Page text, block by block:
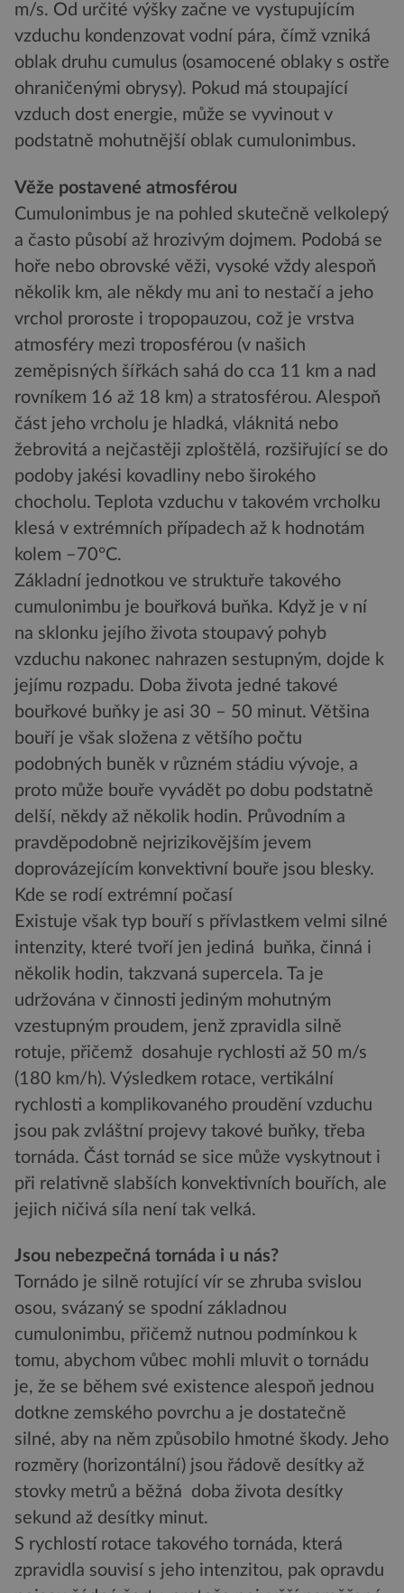
m/s. Od určité výšky začne ve vystupujícím
vzduchu kondenzovat vodní pára, čímž vzniká
oblak druhu cumulus (osamocené oblaky s ostře
ohraničenými obrysy). Pokud má stoupající
vzduch dost energie, může se vyvinout v
podstatně mohutnější oblak cumulonimbus.
Věže postavené atmosférou
Cumulonimbus je na pohled skutečně velkolepý
a často působí až hrozivým dojmem. Podobá se
hoře nebo obrovské věži, vysoké vždy alespoň
několik km, ale někdy mu ani to nestačí a jeho
vrchol proroste i tropopauzou, což je vrstva
atmosféry mezi troposférou (v našich
zeměpisných šířkách sahá do cca 11 km a nad
rovníkem 16 až 18 km) a stratosférou. Alespoň
část jeho vrcholu je hladká, vláknitá nebo
žebrovitá a nejčastěji zploštělá, rozšiřující se do
podoby jakési kovadliny nebo širokého
chocholu. Teplota vzduchu v takovém vrcholku
klesá v extrémních případech až k hodnotám
kolem –70°C.
Základní jednotkou ve struktuře takového
cumulonimbu je bouřková buňka. Když je v ní
na sklonku jejího života stoupavý pohyb
vzduchu nakonec nahrazen sestupným, dojde k
jejímu rozpadu. Doba života jedné takové
bouřkové buňky je asi 30 – 50 minut. Většina
bouří je však složena z většího počtu
podobných buněk v různém stádiu vývoje, a
proto může bouře vyvádět po dobu podstatně
delší, někdy až několik hodin. Průvodním a
pravděpodobně nejrizikovějším jevem
doprovázejícím konvektivní bouře jsou blesky.
Kde se rodí extrémní počasí
Existuje však typ bouří s přívlastkem velmi silné
intenzity, které tvoří jen jediná buňka, činná i
několik hodin, takzvaná supercela. Ta je
udržována v činnosti jediným mohutným
vzestupným proudem, jenž zpravidla silně
rotuje, přičemž dosahuje rychlosti až 50 m/s
(180 km/h). Výsledkem rotace, vertikální
rychlosti a komplikovaného proudění vzduchu
jsou pak zvláštní projevy takové buňky, třeba
tornáda. Část tornád se sice může vyskytnout i
při relativně slabších konvektivních bouřích, ale
jejich ničivá síla není tak velká.
Jsou nebezpečná tornáda i u nás?
Tornádo je silně rotující vír se zhruba svislou
osou, svázaný se spodní základnou
cumulonimbu, přičemž nutnou podmínkou k
tomu, abychom vůbec mohli mluvit o tornádu
je, že se během své existence alespoň jednou
dotkne zemského povrchu a je dostatečně
silné, aby na něm způsobilo hmotné škody. Jeho
rozměry (horizontální) jsou řádově desítky až
stovky metrů a běžná doba života desítky
sekund až desítky minut.
S rychlostí rotace takového tornáda, která
zpravidla souvisí s jeho intenzitou, pak opravdu